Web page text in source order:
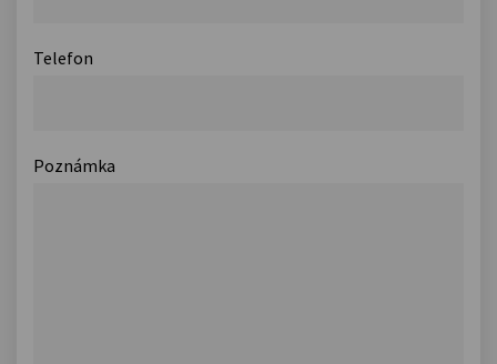
Telefon
Poznámka